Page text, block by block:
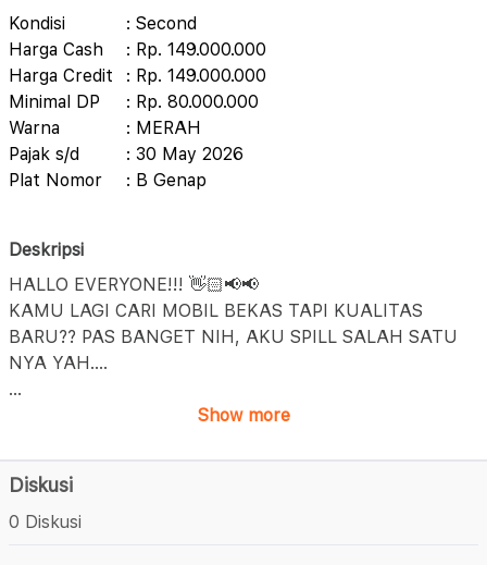
Kondisi
: Second
Harga Cash
: Rp. 149.000.000
Harga Credit
: Rp. 149.000.000
Minimal DP
: Rp. 80.000.000
Warna
: MERAH
Pajak s/d
: 30 May 2026
Plat Nomor
: B Genap
Deskripsi
HALLO EVERYONE!!! 👋🏻📢📢
KAMU LAGI CARI MOBIL BEKAS TAPI KUALITAS
BARU?? PAS BANGET NIH, AKU SPILL SALAH SATU
NYA YAH....
...
Show more
Diskusi
0 Diskusi